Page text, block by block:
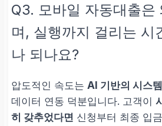
Q3. 모바일 자동대출은
며, 실행까지 걸리는 시
나 되나요?
압도적인 속도는 AI 기반의 시스
데이터 연동 덕분입니다. 고객이
히 갖추었다면 신청부터 최종 입